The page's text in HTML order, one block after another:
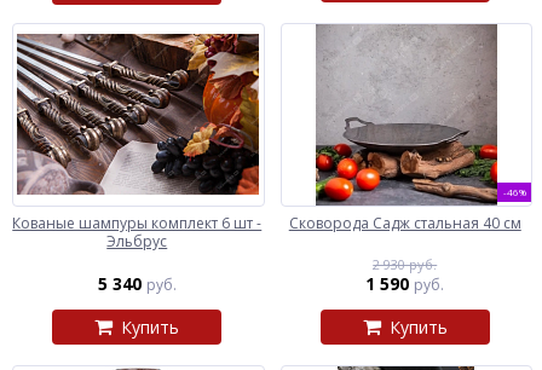
Кованые шампуры комплект 6 шт -
Эльбрус
5 340 руб.
Купить
-46%
Сковорода Садж стальная 40 см
2 930 руб.
1 590 руб.
Купить